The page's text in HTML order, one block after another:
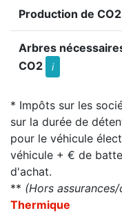
Production de
Arbres
CO2
i
* Impôts sur les
sur la durée de
pour le véhicule
véhicule + € de
d'achat.
** (Hors
Thermique